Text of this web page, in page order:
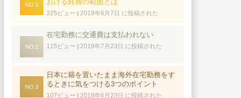
225ビュー | 2019年6月7日 に投稿された
在宅勤務に交通費は支払われない
115ビュー | 2019年7月23日 に投稿された
日本に籍を置いたまま海外在宅勤務をす
るときに気をつける3つのポイント
107ビュー | 2019年6月23日 に投稿された